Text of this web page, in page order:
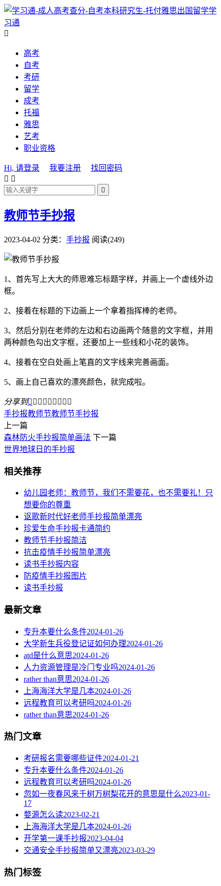
学
习通

高考
自考
考研
留学
成考
托福
雅思
艺考
职业资格
Hi, 请登录 我要注册
找回密码
 

教师节手抄报
2023-04-02 分类： 手抄报 阅读(249)
1、首先写上大大的师恩难忘标题字样，并画上一个虚线外边
框。
2、接着在标题的下边画上一个拿着指挥棒的老师。
3、然后分别在老师的左边和右边画两个随意的文字框，并用
两种颜色勾出文字框，还要加上一些线和小花的装饰。
4、接着在空白处画上笔直的文字线来完善画面。
5、画上自己喜欢的漂亮颜色，就完成啦。
分享到        
手抄报教师节教师节手抄报
上一篇
森林防火手抄报简单画法 下一篇
世界地球日的手抄报
相关推荐
幼儿园老师：教师节，我们不需要花，也不需要礼！只
想要你的尊重
讴歌新时代好老师手抄报简单漂亮
珍爱生命手抄报卡通简约
教师节手抄报简洁
抗击疫情手抄报简单漂亮
读书手抄报内容
​防疫情手抄报图片
读书手抄报
最新文章
专升本要什么条件2024-01-26
大学新生兵役登记证如何办理2024-01-26
atd是什么意思2024-01-26
人力资源管理是冷门专业吗2024-01-26
rather than意思2024-01-26
上海海洋大学是几本2024-01-26
远程教育可以考研吗2024-01-26
rather than意思2024-01-26
热门文章
考研报名需要哪些证件2024-01-21
专升本要什么条件2024-01-26
远程教育可以考研吗2024-01-26
忽如一夜春风来千树万树梨花开的意思是什么2023-01-
17
婺源怎么读2023-02-21
上海海洋大学是几本2024-01-26
开学第一课手抄报2023-04-04
交通安全手抄报简单又漂亮2023-03-29
热门标签